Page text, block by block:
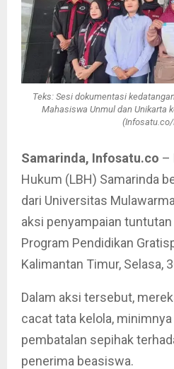
Teks: Sesi dokumentasi
Mahasiswa Unmul dan Unikarta
Samarinda, Infosatu.co –
Hukum (LBH) Samarinda
dari Universitas
aksi penyampaian
Program Pendidikan
Kalimantan Timur, Selasa,
Dalam aksi tersebut,
cacat tata kelola,
pembatalan sepihak
penerima beasiswa.